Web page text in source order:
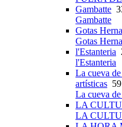
Gambatte
Gambatte
Gotas
Gotas
l'Estanteria
l'Estanteria
La cueva
artísticas 59
La cueva
LA
LA